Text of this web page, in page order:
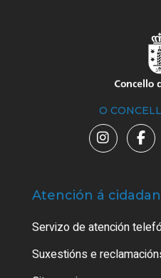
O
Atención á
Servizo de atención
Suxestións e